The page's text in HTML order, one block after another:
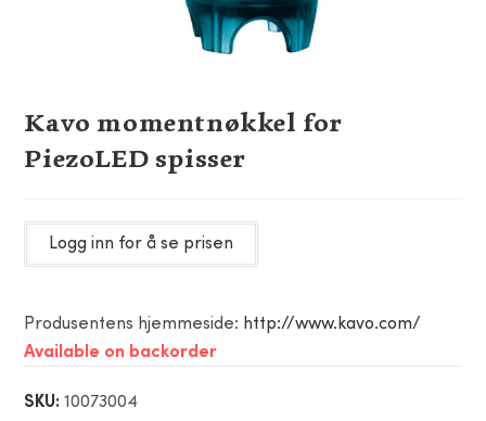
Kavo momentnøkkel for
PiezoLED spisser
Logg inn for å se prisen
Produsentens hjemmeside: http://www.kavo.com/
Available on backorder
SKU:10073004